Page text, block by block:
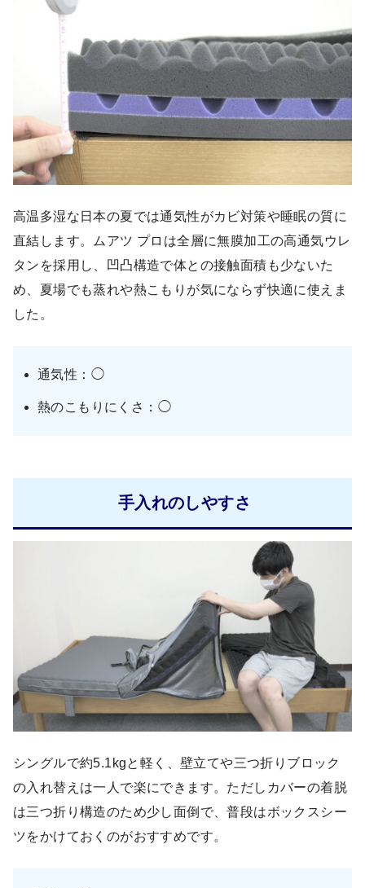
高温多湿な日本の夏では通気性がカビ対策や睡眠の質に
直結します。ムアツ プロは全層に無膜加工の高通気ウレ
タンを採用し、凹凸構造で体との接触面積も少ないた
め、夏場でも蒸れや熱こもりが気にならず快適に使えま
した。
通気性：◯
熱のこもりにくさ：◯
手入れのしやすさ
シングルで約5.1kgと軽く、壁立てや三つ折りブロック
の入れ替えは一人で楽にできます。ただしカバーの着脱
は三つ折り構造のため少し面倒で、普段はボックスシー
ツをかけておくのがおすすめです。